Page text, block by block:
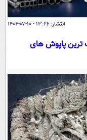
انتشار: ۱۳:۲۶ - ۱۰-۰۷-۱۴۰۴
پاپوش های